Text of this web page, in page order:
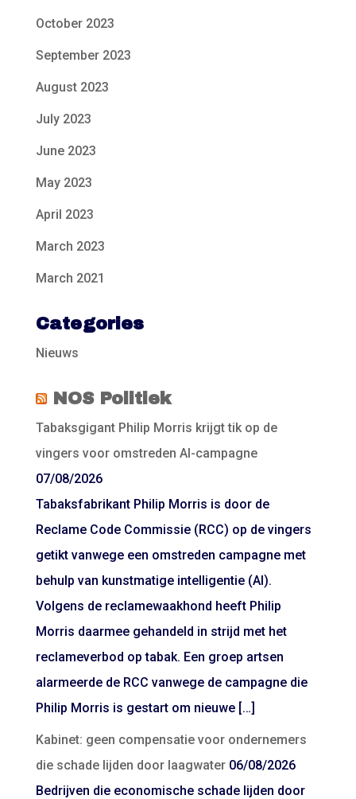
October 2023
September 2023
August 2023
July 2023
June 2023
May 2023
April 2023
March 2023
March 2021
Categories
Nieuws
NOS Politiek
Tabaksgigant Philip Morris krijgt tik op de
vingers voor omstreden AI-campagne
07/08/2026
Tabaksfabrikant Philip Morris is door de
Reclame Code Commissie (RCC) op de vingers
getikt vanwege een omstreden campagne met
behulp van kunstmatige intelligentie (AI).
Volgens de reclamewaakhond heeft Philip
Morris daarmee gehandeld in strijd met het
reclameverbod op tabak. Een groep artsen
alarmeerde de RCC vanwege de campagne die
Philip Morris is gestart om nieuwe […]
Kabinet: geen compensatie voor ondernemers
die schade lijden door laagwater 06/08/2026
Bedrijven die economische schade lijden door